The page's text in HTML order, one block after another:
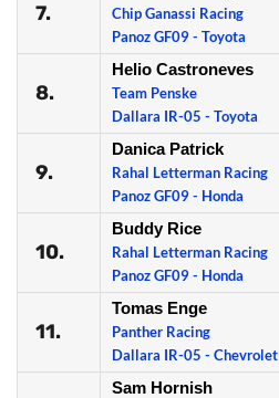
7.
Chip Ganassi Racing
Panoz GF09 - Toyota
8.
Helio Castroneves
Team Penske
Dallara IR-05 - Toyota
9.
Danica Patrick
Rahal Letterman Racing
Panoz GF09 - Honda
10.
Buddy Rice
Rahal Letterman Racing
Panoz GF09 - Honda
11.
Tomas Enge
Panther Racing
Dallara IR-05 - Chevrolet
Sam Hornish